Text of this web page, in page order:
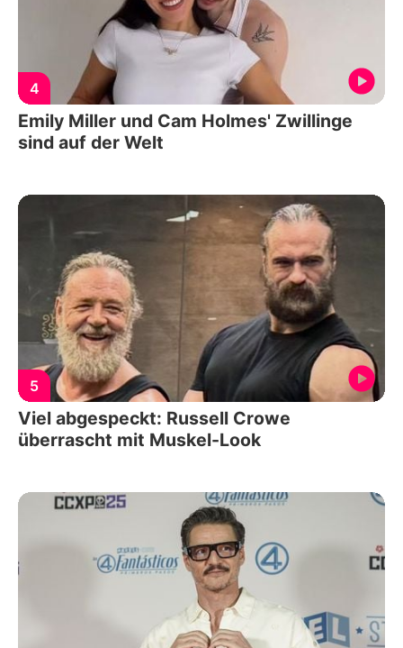
4
Emily Miller und Cam Holmes' Zwillinge
sind auf der Welt
5
Viel abgespeckt: Russell Crowe
überrascht mit Muskel-Look